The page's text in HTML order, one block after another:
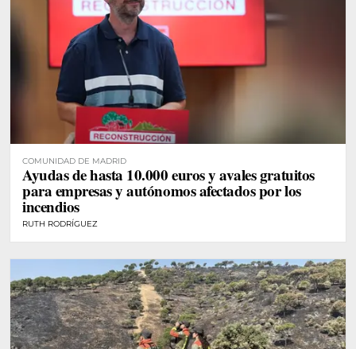
COMUNIDAD DE MADRID
Ayudas de hasta 10.000 euros y avales gratuitos
para empresas y autónomos afectados por los
incendios
RUTH RODRÍGUEZ